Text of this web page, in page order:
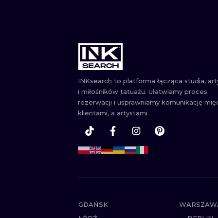
INKsearch to platforma łącząca studia,
i miłośników tatuażu. Ułatwiamy proces
rezerwacji i usprawniamy komunikację
klientami, a artystami.
GDAŃSK